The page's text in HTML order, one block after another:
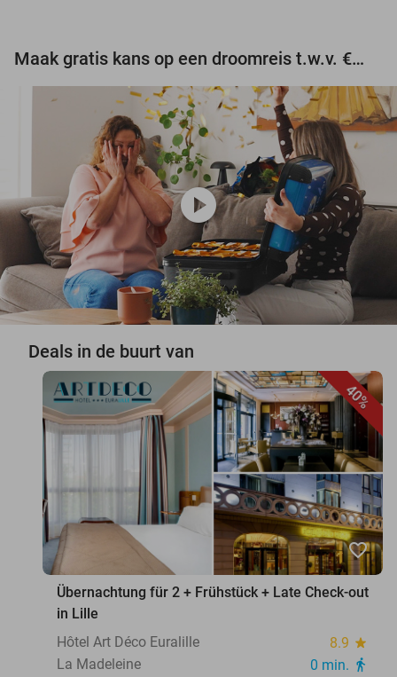
Maak gratis kans op een droomreis t.w.v. €3.000!
play_circle
Deals in de buurt van
40%
favorite_border
Übernachtung für 2 + Frühstück + Late Check-out
in Lille
Hôtel Art Déco Euralille
8.9 star
La Madeleine 0 min. directions_walk